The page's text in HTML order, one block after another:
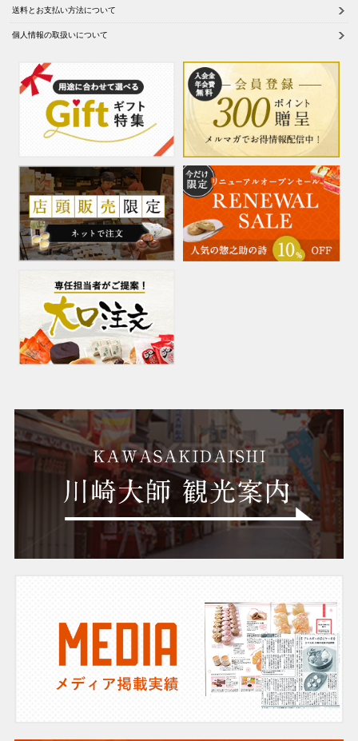
送料とお支払い方法について
個人情報の取扱いについて